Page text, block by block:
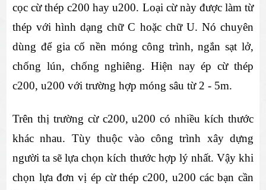
cọc cừ thép c200 hay u200. Loại cừ này được làm từ
thép với hình dạng chữ C hoặc chữ U. Nó chuyên
dùng để gia cố nền móng công trình, ngắn sạt lở,
chống lún, chống nghiêng. Hiện nay ép cừ thép
c200, u200 với trường hợp móng sâu từ 2 - 5m.
Trên thị trường cừ c200, u200 có nhiều kích thước
khác nhau. Tùy thuộc vào công trình xây dựng
người ta sẽ lựa chọn kích thước hợp lý nhất. Vậy khi
chọn lựa đơn vị ép cừ thép c200, u200 các bạn cần